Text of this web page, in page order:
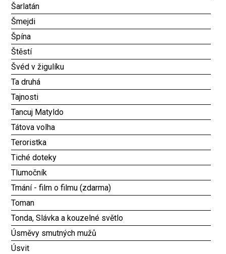
Šarlatán
Šmejdi
Špína
Štěstí
Švéd v žigulíku
Ta druhá
Tajnosti
Tancuj Matyldo
Tátova volha
Teroristka
Tiché doteky
Tlumočník
Tmání - film o filmu (zdarma)
Toman
Tonda, Slávka a kouzelné světlo
Úsměvy smutných mužů
Úsvit